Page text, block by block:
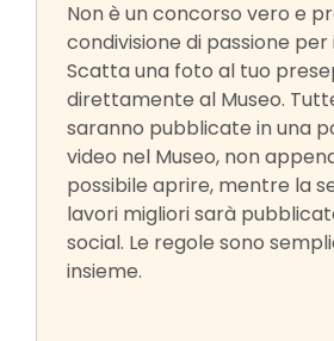
Non è un concorso vero e
condivisione di passione per
Scatta una foto al tuo
direttamente al Museo.
saranno pubblicate in una
video nel Museo, non
possibile aprire, mentre la
lavori migliori sarà
social. Le regole sono
insieme.